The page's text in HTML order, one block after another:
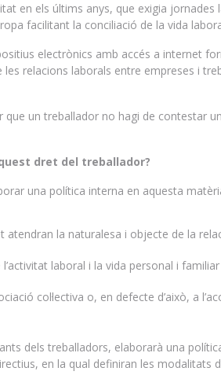
en els últims anys, que exigia jornades
facilitant la conciliació de la vida
electrònics amb accés a internet
relacions laborals entre empreses i
que un treballador no hagi de contestar
dret del treballador?
una política interna en aquesta
atendran la naturalesa i objecte de la
laboral i la vida personal i familiar
col·lectiva o, en defecte d’això, a
dels treballadors, elaborarà una
en la qual definiran les modalitats